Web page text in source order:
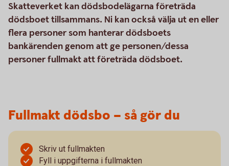
Skatteverket kan dödsbodelägarna företräda
dödsboet tillsammans. Ni kan också välja ut en eller
flera personer som hanterar dödsboets
bankärenden genom att ge personen/dessa
personer fullmakt att företräda dödsboet.
Fullmakt dödsbo – så gör du
Skriv ut fullmakten
Fyll i uppgifterna i fullmakten